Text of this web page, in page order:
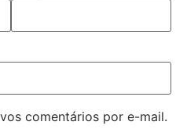
comentários por e-mail.